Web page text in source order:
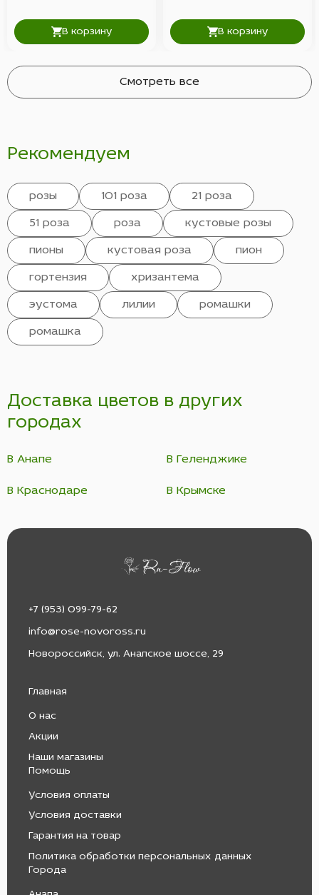
В корзину В корзину
Смотреть все
Рекомендуем
розы 101 роза 21 роза
51 роза роза кустовые розы
пионы кустовая роза пион
гортензия хризантема
эустома лилии ромашки
ромашка
Доставка цветов в других
городах
В Анапе В Геленджике
В Краснодаре В Крымске
+7 (953) 099-79-62
info@rose-novoross.ru
Новороссийск, ул. Анапское шоссе, 29
Главная
О нас
Акции
Наши магазины
Помощь
Условия оплаты
Условия доставки
Гарантия на товар
Политика обработки персональных данных
Города